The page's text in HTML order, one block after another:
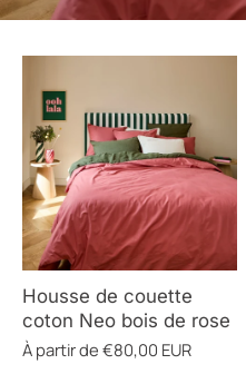
Housse de couette
coton Neo bois de rose
À partir de €80,00 EUR